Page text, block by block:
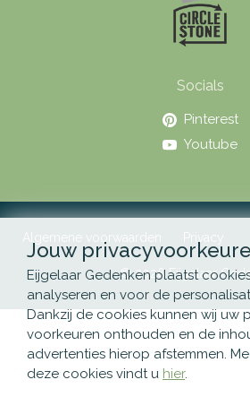
Socials
Pinterest
Youtube
Algemene voorwaarden Privacy
© 2026 Eijgelaar
Jouw
Eijgelaar Gedenken plaatst
analyseren en voor de
Dankzij de cookies kunnen wij uw
voorkeuren onthouden en de
advertenties hierop afstemmen.
deze cookies vindt u hier.